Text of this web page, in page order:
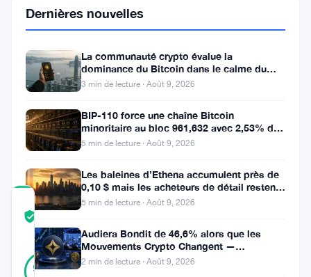
plancher
aussi
possible
COMMUNITY
SCORE
98%
Vérifié
votes
Dernières nouvelles
La communauté crypto évalue la
dominance du Bitcoin dans le calme du
week-end
3 min de lecture · Août 9, 2026
BIP-110 force une chaîne Bitcoin
minoritaire au bloc 961,632 avec 2,53% de
soutien des mineurs
5 min de lecture · Août 9, 2026
Les baleines d’Ethena accumulent près de
0,10 $ mais les acheteurs de détail restent
à l’écart
5 min de lecture · Août 9, 2026
Audiera Bondit de 46,6% alors que les
Mouvements Crypto Changent —
Mouvements Quotidiens 9 Août
2 min de lecture · Août 9, 2026